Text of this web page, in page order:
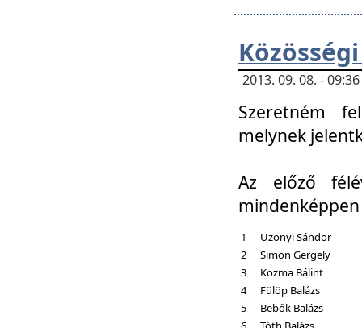
2013. 09. 08. -
Szeretném
melynek
Az előző
1
Uzonyi Sándor
2
Simon Gergely
3
Kozma Bálint
4
Fülöp Balázs
5
Bebők Balázs